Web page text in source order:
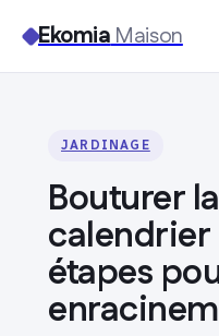
EkomiaMaison
Jardinage
Immobilier
JARDINAGE
Bouturer
calendrier
étapes